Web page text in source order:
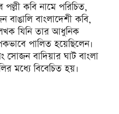
কবি নামে পরিচিত,
বাংলাদেশী কবি,
যিনি তার আধুনিক
পালিত হয়েছিলেন।
বাদিয়ার ঘাট বাংলা
মধ্যে বিবেচিত হয়।